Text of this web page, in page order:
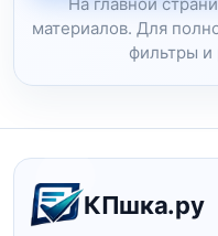
материалов. Для
фильтры и
Навигация и
КПшка.ру